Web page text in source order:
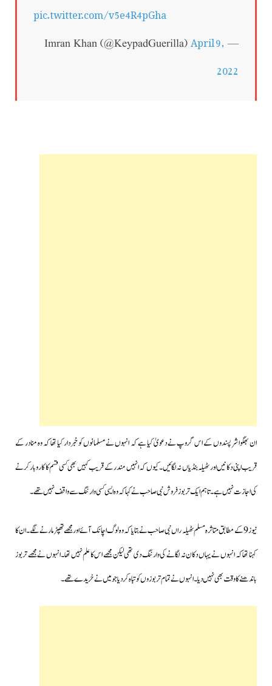
pic.twitter.com/v5e4R4pGha
— Imran Khan (@KeypadGuerilla)
April 9,
2022
ان بھگوا شرپسندوں کے اس گروپ نے دعویٰ کیا ہے کہ انہوں نے مسلمانوں کو خبردار کیا تھا کہ وہ منادر کے
قریب اپنی دکانیں اور ٹھیلہ بنڈیاں نہ لگائیں۔کیوں کہ انہیں مندر کے قریب کہیں بھی کسی قسم کا کاروبار کرنے
کی اجازت نہیں ہے۔تاہم ایک تربوز فروش نبی صاحب نے کہا کہ وہ ایسی کسی وارننگ سے واقف نہیں تھے۔
نیوز 9 کے مطابق متاثرہ مسلم ٹھیلہ راں نبی صاحب نے بتایا کہ وہ لوگ اچانک آئے اور مجھے تھپڑ مارنے لگے۔ان کا
کہنا تھا کہ انہوں نے یہاں دکان نہ لگانے کی وارننگ دی تھی لیکن مجھے اس کا علم نہیں تھا۔انہوں نے مجھے تربوز
باندھنے کا وقت بھی نہیں دیا۔انہوں نے تمام تربوزوں کو تباہ کردیا جو میں نے خریدے تھے۔